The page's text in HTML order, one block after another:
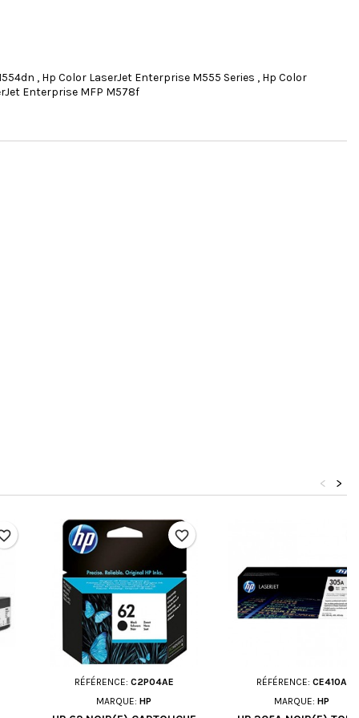
, Hp Color LaserJet Enterprise M555 Series , Hp Color
Enterprise MFP M578f
>
<
RÉFÉRENCE: C2P04AE
MARQUE:HP
favorite_border
RÉFÉRENCE:CE410A
MARQUE:HP